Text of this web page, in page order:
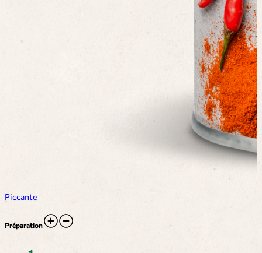
Piccante
Préparation